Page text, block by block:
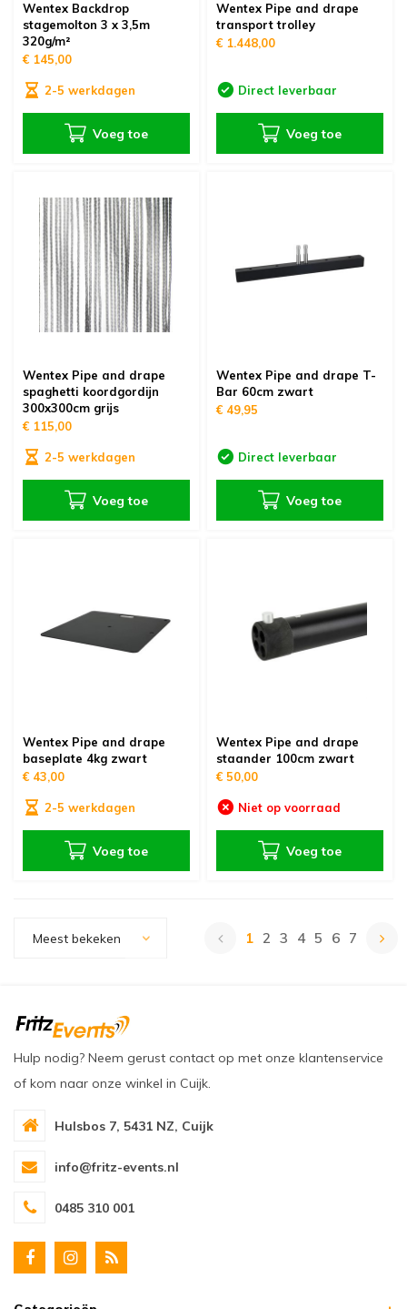
Wentex Backdrop
stagemolton 3 x 3,5m
320g/m²
€ 145,00
2-5 werkdagen
Voeg toe
Wentex Pipe and drape
transport trolley
€ 1.448,00
Direct leverbaar
Voeg toe
Wentex Pipe and drape
spaghetti koordgordijn
300x300cm grijs
€ 115,00
2-5 werkdagen
Voeg toe
Wentex Pipe and drape T-
Bar 60cm zwart
€ 49,95
Direct leverbaar
Voeg toe
Wentex Pipe and drape
baseplate 4kg zwart
€ 43,00
2-5 werkdagen
Voeg toe
Wentex Pipe and drape
staander 100cm zwart
€ 50,00
Niet op voorraad
Voeg toe
Meest bekeken 1 2 3 4 5 6 7
Hulp nodig? Neem gerust contact op met onze klantenservice
of kom naar onze winkel in Cuijk.
Hulsbos 7, 5431 NZ, Cuijk
info@fritz-events.nl
0485 310 001